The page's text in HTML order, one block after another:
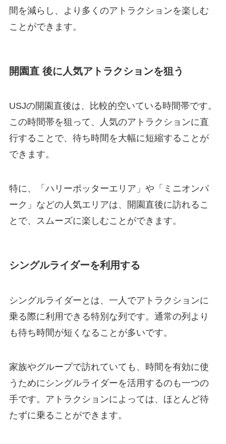
間を減らし、より多くのアトラクションを楽しむ
ことができます。
開園直 後に人気アトラクションを狙う
USJの開園直後は、比較的空いている時間帯です。
この時間帯を狙って、人気のアトラクションに直
行することで、待ち時間を大幅に短縮することが
できます。
特に、「ハリーポッターエリア」や「ミニオンパ
ーク」などの人気エリアは、開園直後に訪れるこ
とで、スムーズに楽しむことができます。
シングルライダーを利用する
シングルライダーとは、一人でアトラクションに
乗る際に利用できる特別な列です。通常の列より
も待ち時間が短くなることが多いです。
家族やグループで訪れていても、時間を有効に使
うためにシングルライダーを活用するのも一つの
手です。アトラクションによっては、ほとんど待
たずに乗ることができます。